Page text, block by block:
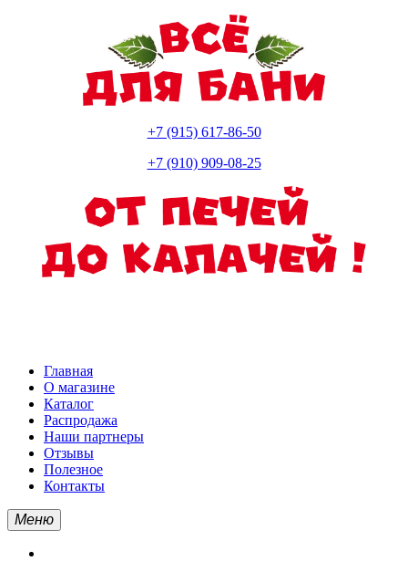
+7 (915) 617-86-50
+7 (910) 909-08-25
Главная
О магазине
Каталог
Распродажа
Наши партнеры
Отзывы
Полезное
Контакты
Меню